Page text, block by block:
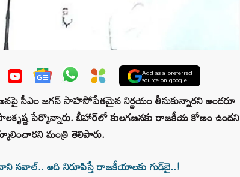
Add as a preferred
source on google
సీఎం జగన్ సాహసోపేతమైన నిర్ణయం తీసుకున్నారని అందరూ
పేర్కొన్నారు. బీహార్‌లో కులగణనకు రాజకీయ కోణం ఉందని
మంత్రి తెలిపారు.
సవాల్‌.. అది నిరూపిస్తే రాజకీయాలకు గుడ్‌బై..!